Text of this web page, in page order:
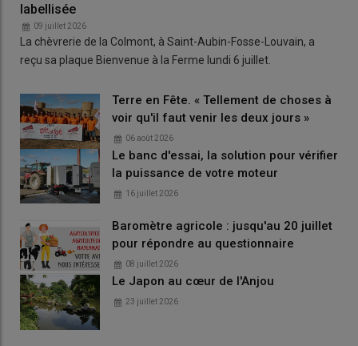
labellisée
09 juillet 2026
La chèvrerie de la Colmont, à Saint-Aubin-Fosse-Louvain, a
reçu sa plaque Bienvenue à la Ferme lundi 6 juillet.
Terre en Fête. « Tellement de choses à
voir qu'il faut venir les deux jours »
06 août 2026
Le banc d'essai, la solution pour vérifier
la puissance de votre moteur
16 juillet 2026
Baromètre agricole : jusqu'au 20 juillet
pour répondre au questionnaire
08 juillet 2026
Le Japon au cœur de l'Anjou
23 juillet 2026